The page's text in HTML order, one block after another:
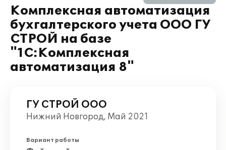
Комплексная автоматизация
бухгалтерского учета ООО ГУ
СТРОЙ на базе
"1С:Комплексная
автоматизация 8"
ГУ СТРОЙ ООО
Нижний Новгород, Май 2021
Вариант работы